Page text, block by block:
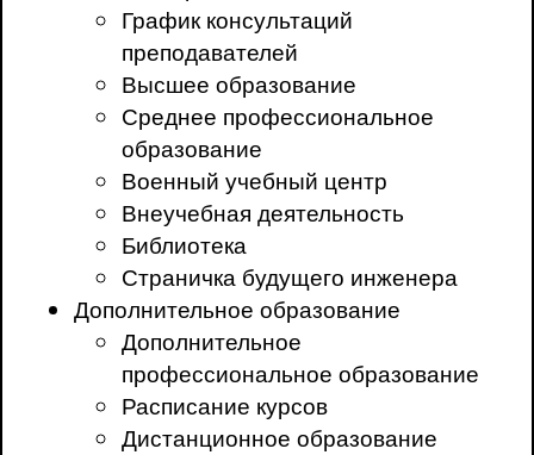
График консультаций
преподавателей
Высшее образование
Среднее профессиональное
образование
Военный учебный центр
Внеучебная деятельность
Библиотека
Страничка будущего инженера
Дополнительное образование
Дополнительное
профессиональное образование
Расписание курсов
Дистанционное образование